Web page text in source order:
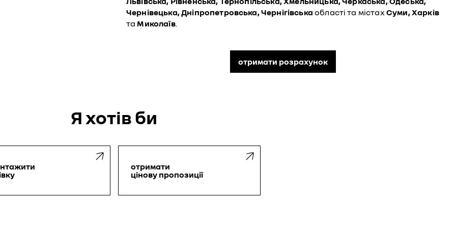
Чернівецька, Дніпропетровська, Чернігівська області та містах Суми, Харків
таМиколаїв.
отримати розрахунок
Я хотiв би
отримати
цінову пропозиції